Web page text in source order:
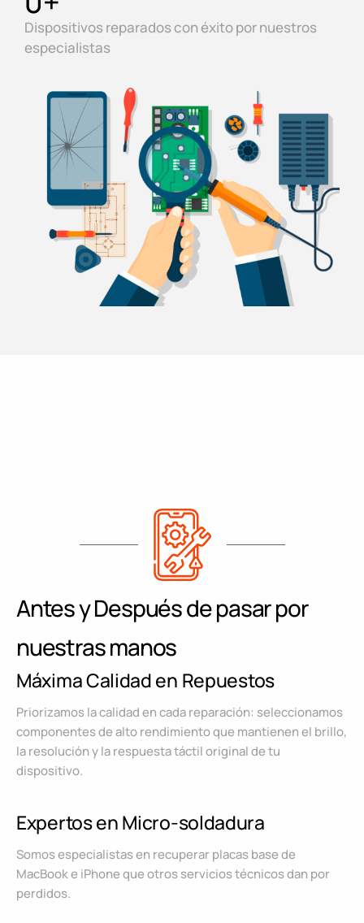
Dispositivos reparados con éxito por nuestros
especialistas
Antes y Después de pasar por
nuestras manos
Máxima Calidad en Repuestos
Priorizamos la calidad en cada reparación: seleccionamos
componentes de alto rendimiento que mantienen el brillo,
la resolución y la respuesta táctil original de tu
dispositivo.
Expertos en Micro-soldadura
Somos especialistas en recuperar placas base de
MacBook e iPhone que otros servicios técnicos dan por
perdidos.